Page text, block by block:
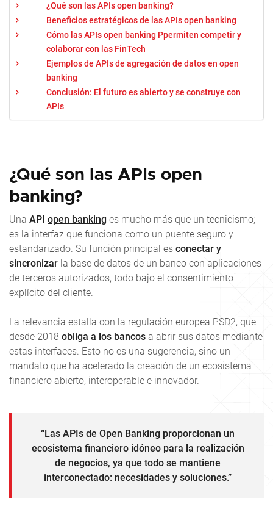
¿Qué son las APIs open banking?
Beneficios estratégicos de las APIs open banking
Cómo las APIs open banking Ppermiten competir y
colaborar con las FinTech
Ejemplos de APIs de agregación de datos en open
banking
Conclusión: El futuro es abierto y se construye con
APIs
¿Qué son las APIs open
banking?
Una API open banking es mucho más que un tecnicismo;
es la interfaz que funciona como un puente seguro y
estandarizado. Su función principal es conectar y
sincronizar la base de datos de un banco con aplicaciones
de terceros autorizados, todo bajo el consentimiento
explícito del cliente.
La relevancia estalla con la regulación europea PSD2, que
desde 2018 obliga a los bancos a abrir sus datos mediante
estas interfaces. Esto no es una sugerencia, sino un
mandato que ha acelerado la creación de un ecosistema
financiero abierto, interoperable e innovador.
“Las APIs de Open Banking proporcionan un
ecosistema financiero idóneo para la realización
de negocios, ya que todo se mantiene
interconectado: necesidades y soluciones.”